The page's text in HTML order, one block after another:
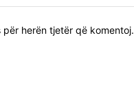
herën tjetër që komentoj.